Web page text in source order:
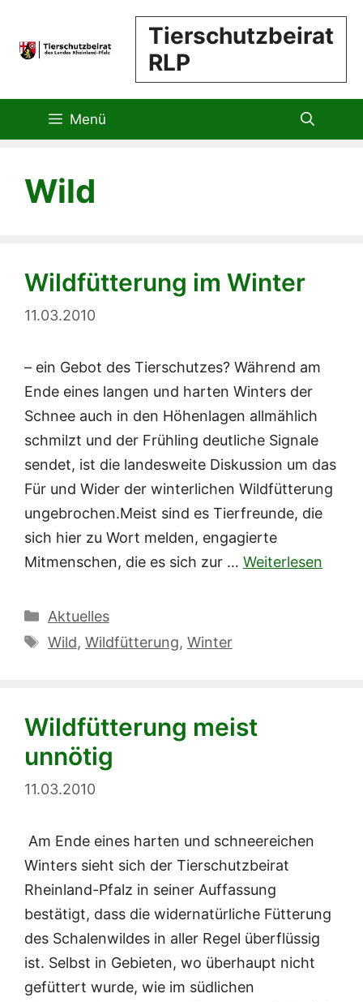
springen
Tierschutzbeirat
RLP
Menü
Wild
Wildfütterung im Winter
11.03.2010
– ein Gebot des Tierschutzes? Während am
Ende eines langen und harten Winters der
Schnee auch in den Höhenlagen allmählich
schmilzt und der Frühling deutliche Signale
sendet, ist die landesweite Diskussion um das
Für und Wider der winterlichen Wildfütterung
ungebrochen.Meist sind es Tierfreunde, die
sich hier zu Wort melden, engagierte
Mitmenschen, die es sich zur … Weiterlesen
Kategorien
Aktuelles
Schlagwörter
Wild, Wildfütterung, Winter
Wildfütterung meist
unnötig
11.03.2010
Am Ende eines harten und schneereichen
Winters sieht sich der Tierschutzbeirat
Rheinland-Pfalz in seiner Auffassung
bestätigt, dass die widernatürliche Fütterung
des Schalenwildes in aller Regel überflüssig
ist. Selbst in Gebieten, wo überhaupt nicht
gefüttert wurde, wie im südlichen